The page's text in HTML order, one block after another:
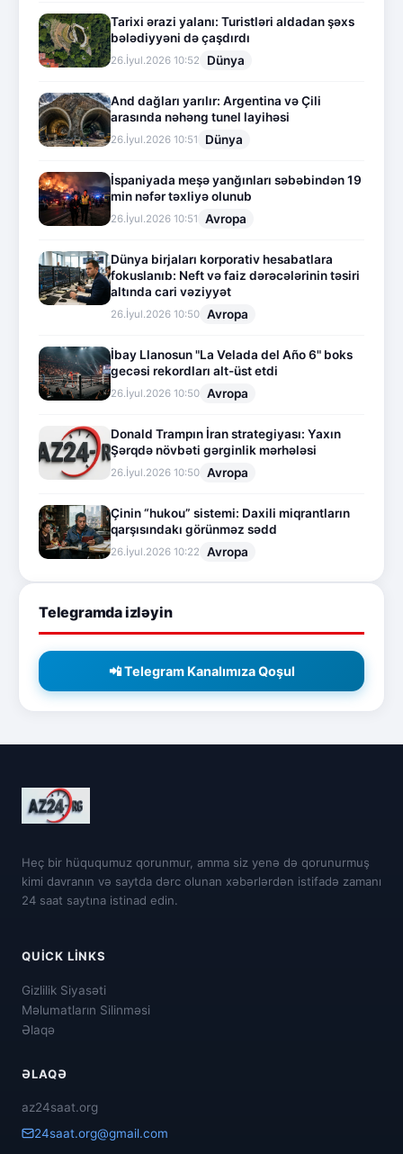
Tarixi ərazi yalanı: Turistləri aldadan şəxs
bələdiyyəni də çaşdırdı
26.İyul.2026 10:52 Dünya
And dağları yarılır: Argentina və Çili
arasında nəhəng tunel layihəsi
26.İyul.2026 10:51 Dünya
İspaniyada meşə yanğınları səbəbindən 19
min nəfər təxliyə olunub
26.İyul.2026 10:51 Avropa
Dünya birjaları korporativ hesabatlara
fokuslanıb: Neft və faiz dərəcələrinin təsiri
altında cari vəziyyət
26.İyul.2026 10:50 Avropa
İbay Llanosun "La Velada del Año 6" boks
gecəsi rekordları alt-üst etdi
26.İyul.2026 10:50 Avropa
Donald Trampın İran strategiyası: Yaxın
Şərqdə növbəti gərginlik mərhələsi
26.İyul.2026 10:50 Avropa
Çinin “hukou” sistemi: Daxili miqrantların
qarşısındakı görünməz sədd
26.İyul.2026 10:22 Avropa
Telegramda izləyin
📲 Telegram Kanalımıza Qoşul
Heç bir hüququmuz qorunmur, amma siz yenə də qorunurmuş
kimi davranın və saytda dərc olunan xəbərlərdən istifadə zamanı
24 saat saytına istinad edin.
QUICK LINKS
Gizlilik Siyasəti
Məlumatların Silinməsi
Əlaqə
ƏLAQƏ
az24saat.org
24saat.org@gmail.com